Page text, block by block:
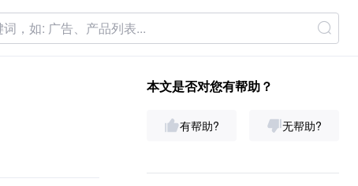
本文是否对您有帮助？
有帮助? 无帮助?